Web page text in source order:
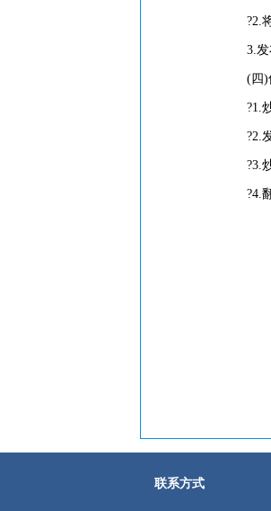
?2.将
3.发布
(四)侵
?1.炒
?2.发
?3.炒
?4.翻
联系方式